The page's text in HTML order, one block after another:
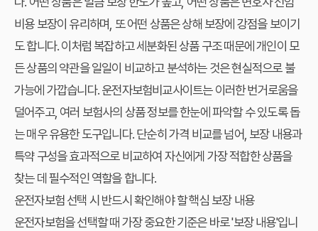
비용 보장이 유리하며, 또 어떤 상품은 상해 보장에 강점을 보이기
도 합니다. 이처럼 복잡하고 세분화된 상품 구조 때문에 개인이 모
든 상품의 약관을 일일이 비교하고 분석하는 것은 현실적으로 불
가능에 가깝습니다. 운전자보험비교사이트는 이러한 번거로움을
덜어주고, 여러 보험사의 상품 정보를 한눈에 파악할 수 있도록 돕
는 매우 유용한 도구입니다. 단순히 가격 비교를 넘어, 보장 내용과
특약 구성을 효과적으로 비교하여 자신에게 가장 적합한 상품을
찾는 데 필수적인 역할을 합니다.
운전자보험 선택 시 반드시 확인해야 할 핵심 보장 내용
운전자보험을 선택할 때 가장 중요한 기준은 바로 '보장 내용'입니